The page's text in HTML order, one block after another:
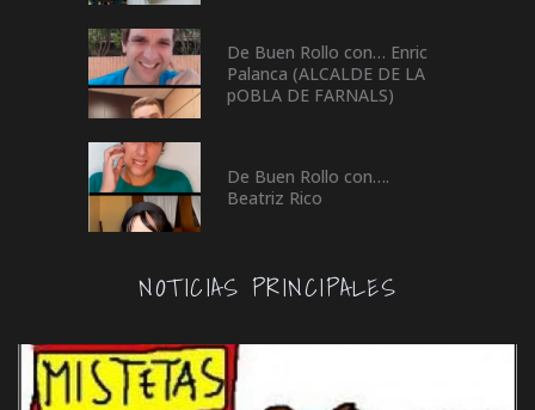
De Buen Rollo con… Enric
Palanca (ALCALDE DE LA
pOBLA DE FARNALS)
De Buen Rollo con….
Beatriz Rico
NOTICIAS PRINCIPALES